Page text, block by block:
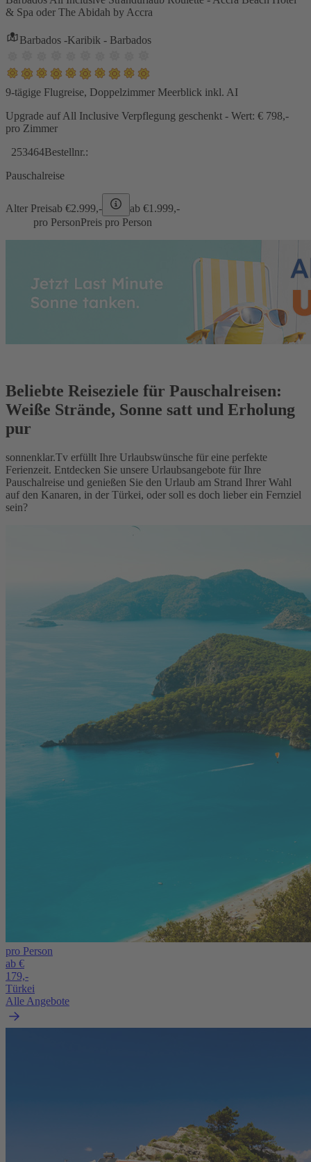
& Spa oder The Abidah by Accra
Barbados -Karibik - Barbados
9-tägige Flugreise, Doppelzimmer Meerblick inkl. AI
Upgrade auf All Inclusive Verpflegung geschenkt - Wert: € 798,-
pro Zimmer
253464Bestellnr.:
Pauschalreise
Alter Preisab €2.999,- ab €1.999,-
pro PersonPreis pro Person
Beliebte Reiseziele für Pauschalreisen:
Weiße Strände, Sonne satt und Erholung
pur
sonnenklar.Tv erfüllt Ihre Urlaubswünsche für eine perfekte
Ferienzeit. Entdecken Sie unsere Urlaubsangebote für Ihre
Pauschalreise und genießen Sie den Urlaub am Strand Ihrer Wahl
auf den Kanaren, in der Türkei, oder soll es doch lieber ein Fernziel
sein?
pro Person
ab €
179,-
Türkei
Alle Angebote